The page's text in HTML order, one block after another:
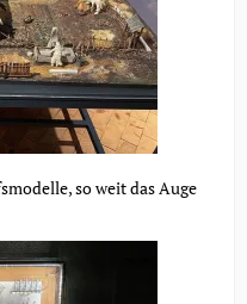
so weit das Auge